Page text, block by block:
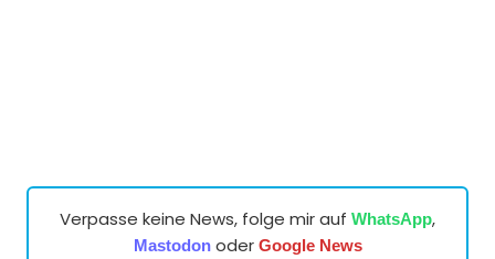
Verpasse keine News, folge mir auf WhatsApp,
Mastodonoder Google News